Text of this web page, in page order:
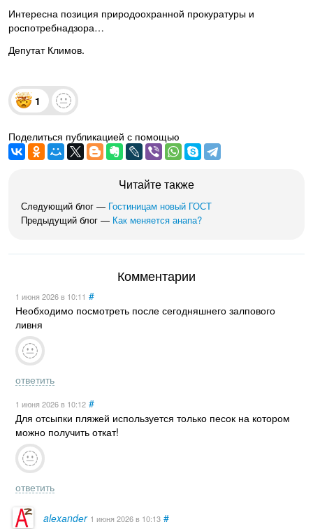
Интересна позиция природоохранной прокуратуры и
роспотребнадзора…
Депутат Климов.
1
Поделиться публикацией с помощью
Читайте также
Следующий блог — Гостиницам новый ГОСТ
Предыдущий блог — Как меняется анапа?
Комментарии
1 июня 2026в 10:11 #
Необходимо посмотреть после сегодняшнего залпового
ливня
ответить
1 июня 2026в 10:12 #
Для отсыпки пляжей используется только песок на котором
можно получить откат!
ответить
alеxаndеr 1 июня 2026в 10:13 #